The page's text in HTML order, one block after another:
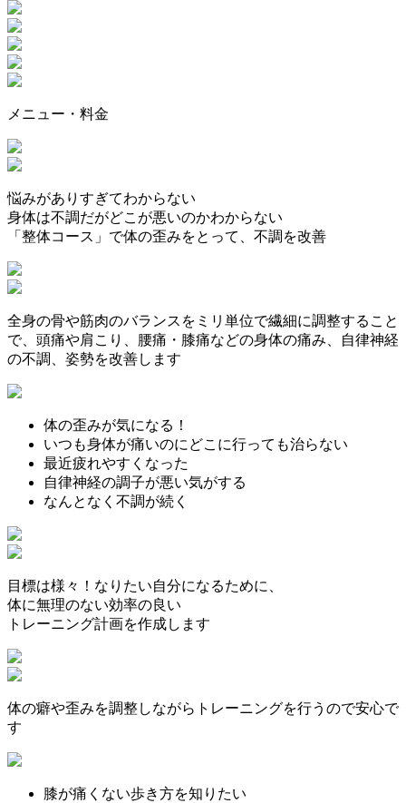
メニュー・料金
悩みがありすぎてわからない
身体は不調だがどこが悪いのかわからない
「整体コース」で体の歪みをとって、不調を改善
全身の骨や筋肉のバランスをミリ単位で繊細に調整すること
で、頭痛や肩こり、腰痛・膝痛などの身体の痛み、自律神経
の不調、姿勢を改善します
体の歪みが気になる！
いつも身体が痛いのにどこに行っても治らない
最近疲れやすくなった
自律神経の調子が悪い気がする
なんとなく不調が続く
目標は様々！なりたい自分になるために、
体に無理のない効率の良い
トレーニング計画を作成します
体の癖や歪みを調整しながらトレーニングを行うので安心で
す
膝が痛くない歩き方を知りたい